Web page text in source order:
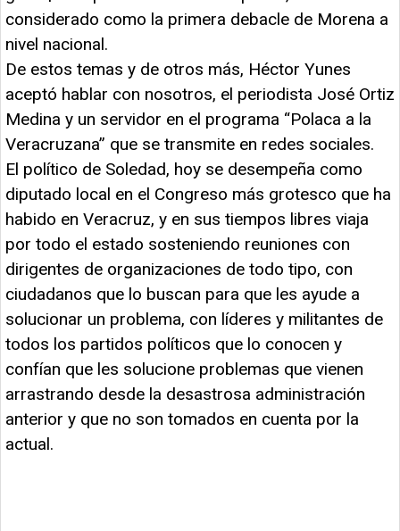
considerado como la primera debacle de Morena a
nivel nacional.
De estos temas y de otros más, Héctor Yunes
aceptó hablar con nosotros, el periodista José Ortiz
Medina y un servidor en el programa “Polaca a la
Veracruzana” que se transmite en redes sociales.
El político de Soledad, hoy se desempeña como
diputado local en el Congreso más grotesco que ha
habido en Veracruz, y en sus tiempos libres viaja
por todo el estado sosteniendo reuniones con
dirigentes de organizaciones de todo tipo, con
ciudadanos que lo buscan para que les ayude a
solucionar un problema, con líderes y militantes de
todos los partidos políticos que lo conocen y
confían que les solucione problemas que vienen
arrastrando desde la desastrosa administración
anterior y que no son tomados en cuenta por la
actual.